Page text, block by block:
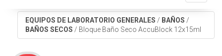
EQUIPOS DE LABORATORIO GENERALES / BAÑOS /
BAÑOS SECOS / Bloque Baño Seco AccuBlock 12x15ml